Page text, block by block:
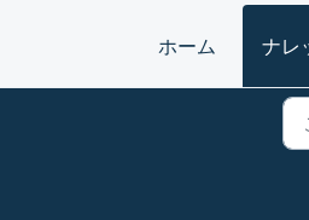
ホーム ナレ